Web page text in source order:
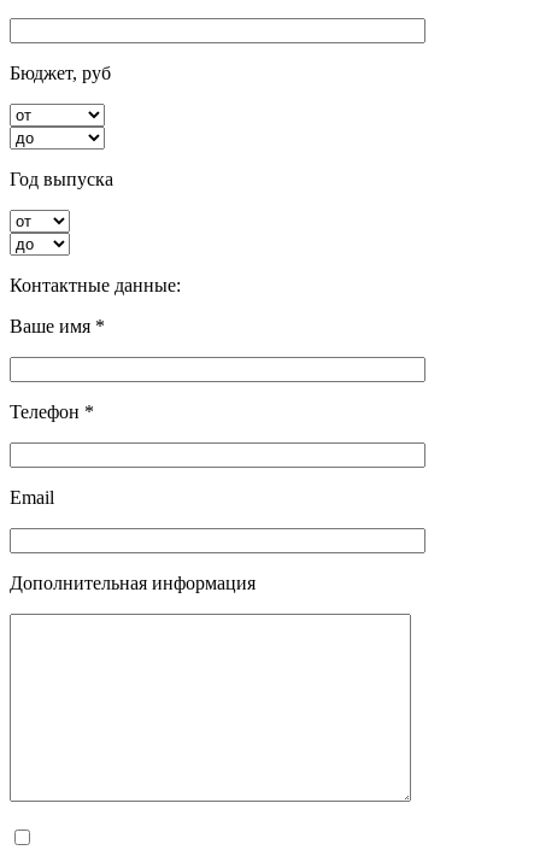
Бюджет, руб
Год выпуска
Контактные данные:
Ваше имя *
Телефон *
Email
Дополнительная информация